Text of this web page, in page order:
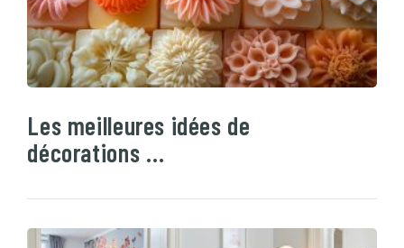
Les meilleures idées de
décorations …